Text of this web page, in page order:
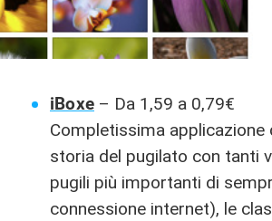
iBoxe – Da 1,59 a 0,79€
Completissima applicazione
storia del pugilato con tanti
pugili più importanti di
connessione internet), le